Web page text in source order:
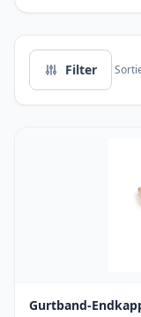
Filter
Gurtband-